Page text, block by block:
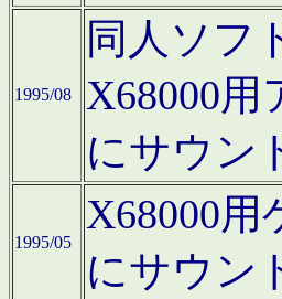
1995/08
同人ソフ
X68000
にサウン
1995/05
X68000
にサウン